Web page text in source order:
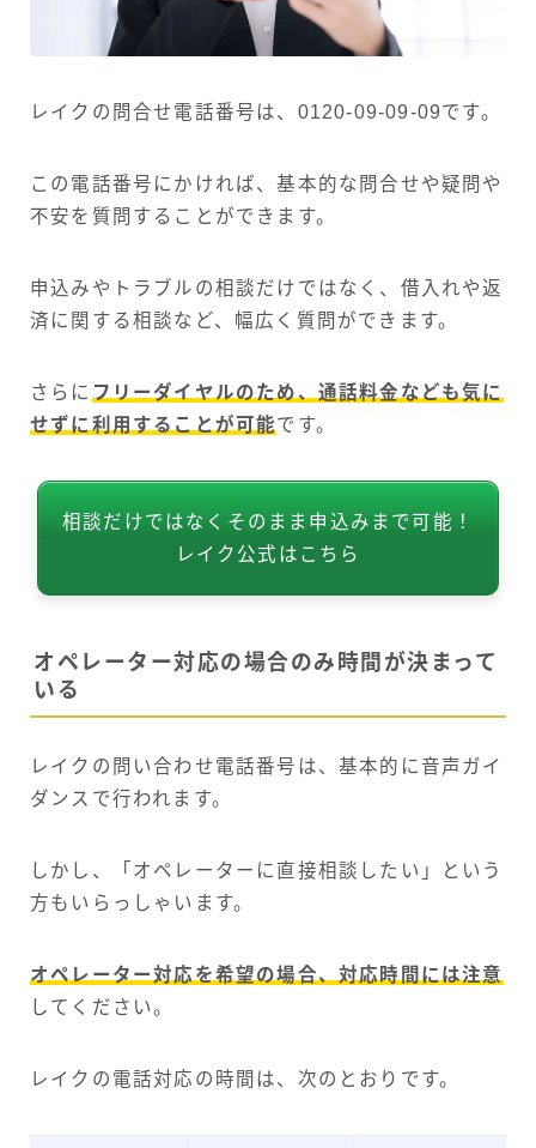
レイクの問合せ電話番号は、0120-09-09-09です。
この電話番号にかければ、基本的な問合せや疑問や
不安を質問することができます。
申込みやトラブルの相談だけではなく、借入れや返
済に関する相談など、幅広く質問ができます。
さらに フリーダイヤルのため、通話料金なども気に
せずに利用することが可能です。
相談だけではなくそのまま申込みまで可能！
レイク公式はこちら
オペレーター対応の場合のみ時間が決まって
いる
レイクの問い合わせ電話番号は、基本的に音声ガイ
ダンスで行われます。
しかし、「オペレーターに直接相談したい」という
方もいらっしゃいます。
オペレーター対応を希望の場合、対応時間には注意
してください。
レイクの電話対応の時間は、次のとおりです。